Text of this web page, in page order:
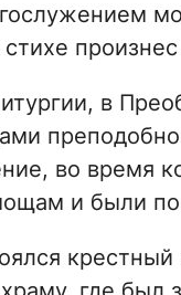
в
во время
и были